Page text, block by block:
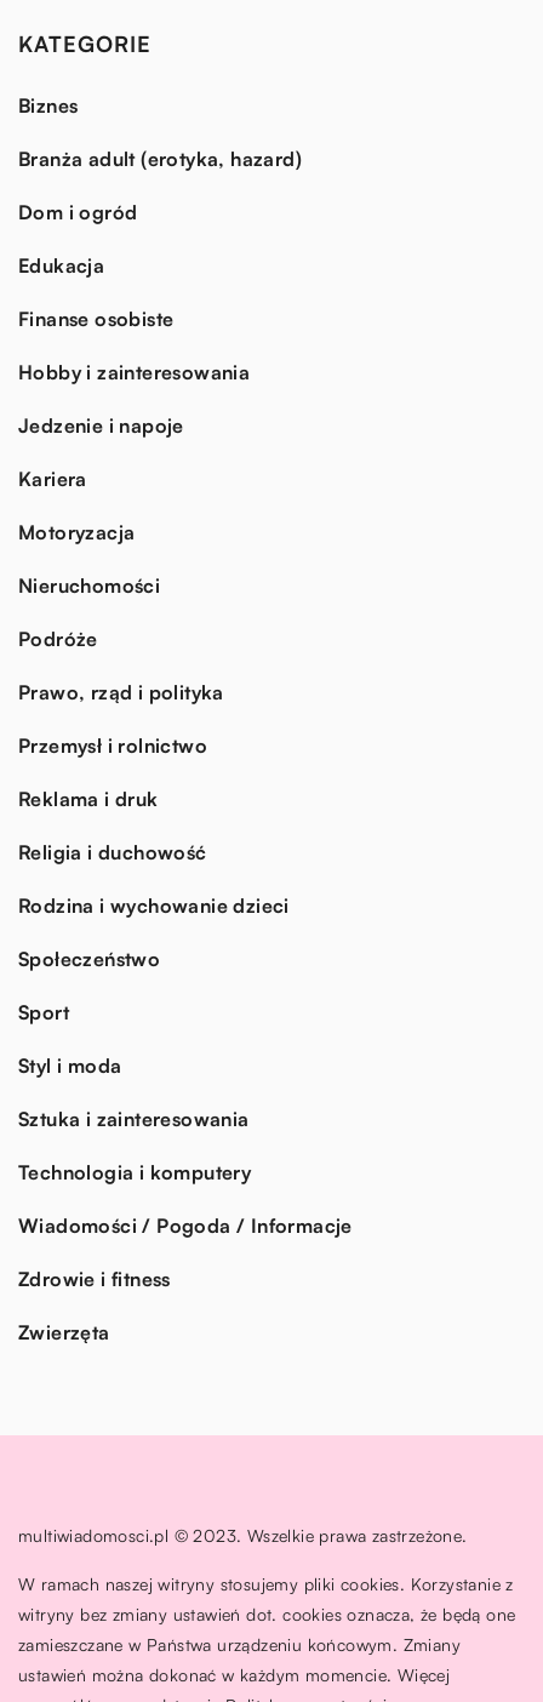
KATEGORIE
Biznes
Branża adult (erotyka, hazard)
Dom i ogród
Edukacja
Finanse osobiste
Hobby i zainteresowania
Jedzenie i napoje
Kariera
Motoryzacja
Nieruchomości
Podróże
Prawo, rząd i polityka
Przemysł i rolnictwo
Reklama i druk
Religia i duchowość
Rodzina i wychowanie dzieci
Społeczeństwo
Sport
Styl i moda
Sztuka i zainteresowania
Technologia i komputery
Wiadomości / Pogoda / Informacje
Zdrowie i fitness
Zwierzęta
multiwiadomosci.pl © 2023. Wszelkie prawa zastrzeżone.
W ramach naszej witryny stosujemy pliki cookies. Korzystanie z
witryny bez zmiany ustawień dot. cookies oznacza, że będą one
zamieszczane w Państwa urządzeniu końcowym. Zmiany
ustawień można dokonać w każdym momencie. Więcej